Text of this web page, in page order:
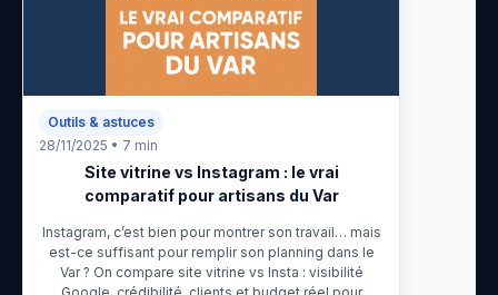
Outils & astuces
28/11/2025 • 7 min
Site vitrine vs Instagram : le vrai
comparatif pour artisans du Var
Instagram, c’est bien pour montrer son travail… mais
est-ce suffisant pour remplir son planning dans le
Var ? On compare site vitrine vs Insta : visibilité